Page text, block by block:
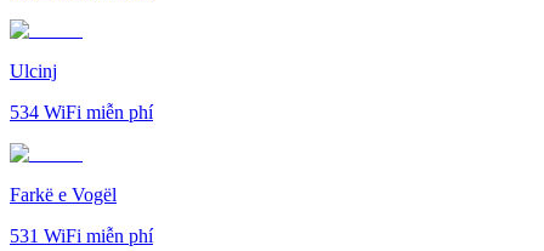
Ulcinj
534 WiFi miễn phí
Farkë e Vogël
531 WiFi miễn phí